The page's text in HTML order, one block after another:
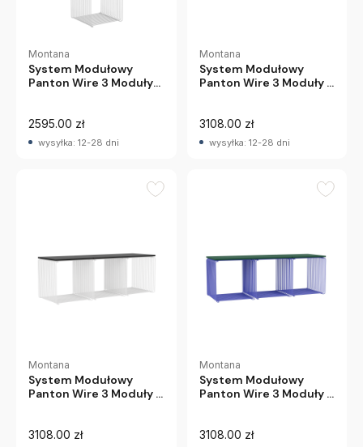
Montana
System Modułowy
Panton Wire 3 Moduły
2595.00 zł
wysyłka: 12-28 dni
Montana
System Modułowy
Panton Wire 3 Moduły Z
3108.00 zł
wysyłka: 12-28 dni
Montana
System Modułowy
Panton Wire 3 Moduły Z
3108.00 zł
Montana
System Modułowy
Panton Wire 3 Moduły Z
3108.00 zł